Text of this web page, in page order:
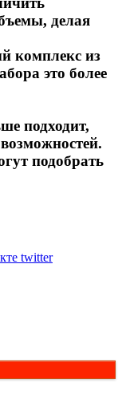
делая
комплекс из
это более
подходит,
подобрать
twitter